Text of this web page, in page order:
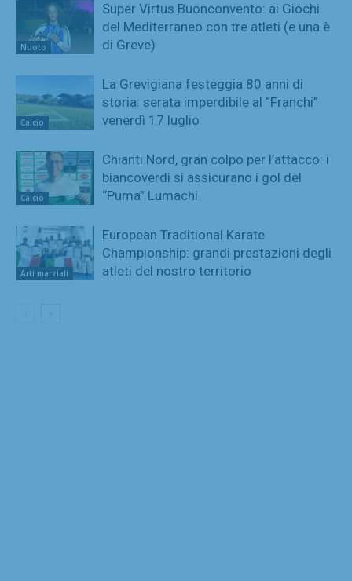
Nuoto
Super Virtus Buonconvento: ai Giochi
del Mediterraneo con tre atleti (e una è
di Greve)
Calcio
La Grevigiana festeggia 80 anni di
storia: serata imperdibile al “Franchi”
venerdì 17 luglio
Calcio
Chianti Nord, gran colpo per l’attacco: i
biancoverdi si assicurano i gol del
“Puma” Lumachi
Arti marziali
European Traditional Karate
Championship: grandi prestazioni degli
atleti del nostro territorio